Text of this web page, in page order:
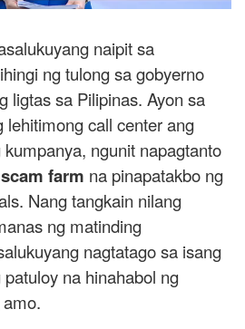
naipit sa
ng tulong sa gobyerno
ligtas sa Pilipinas. Ayon sa
lehitimong call center ang
ngunit napagtanto
scam farm na pinapatakbo ng
Nang tangkain nilang
ng matinding
nagtatago sa isang
patuloy na hinahabol ng